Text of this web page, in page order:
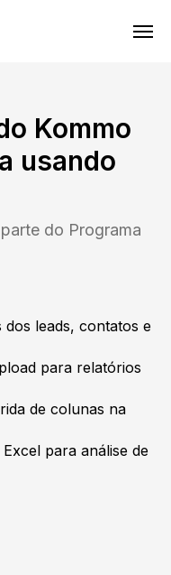
Kommo
usando
do Programa
dos leads, contatos e
para relatórios
de colunas na
para análise de